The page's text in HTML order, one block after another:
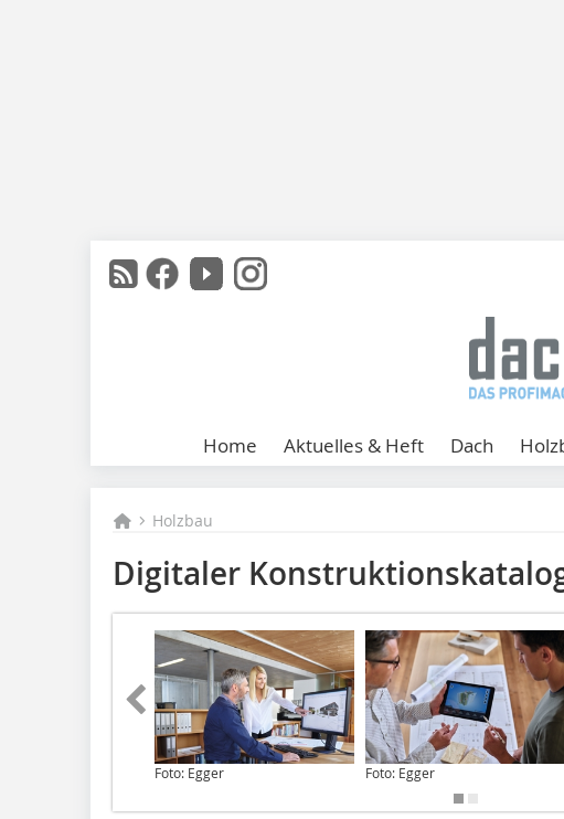
Home Aktuelles & Heft Dach
Holzbau
Digitaler
Foto: Egger Foto: Egger